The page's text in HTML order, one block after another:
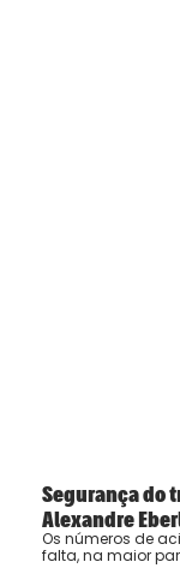
Segurança do
Alexandre
Os números de
falta, na maior